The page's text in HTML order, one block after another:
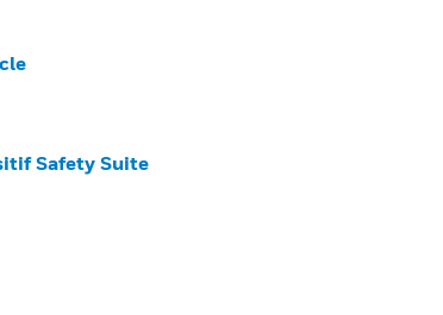
Safety Suite